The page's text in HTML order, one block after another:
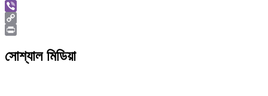
Skype
Viber
Copy
সোশ্যাল মিডিয়া